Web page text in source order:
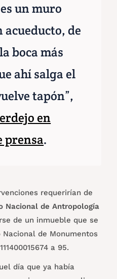
un muro
de
boca más
ahí salga el
tapón”,
en
prensa.
requerirían de
Nacional de Antropología
de un inmueble que se
de Monumentos
a 95.
día que ya había